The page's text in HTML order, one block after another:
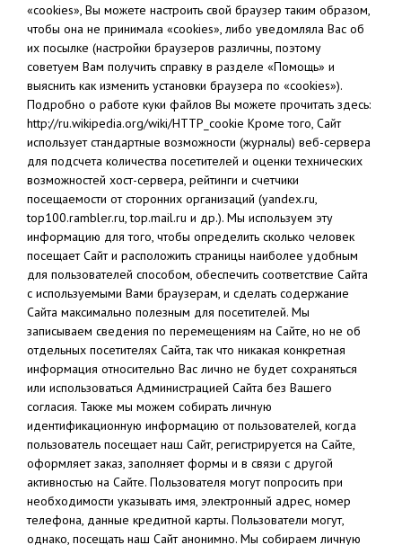
«cookies», Вы можете настроить свой браузер таким образом,
чтобы она не принимала «cookies», либо уведомляла Вас об
их посылке (настройки браузеров различны, поэтому
советуем Вам получить справку в разделе «Помощь» и
выяснить как изменить установки браузера по «cookies»).
Подробно о работе куки файлов Вы можете прочитать здесь:
http://ru.wikipedia.org/wiki/HTTP_cookie Кроме того, Сайт
использует стандартные возможности (журналы) веб-сервера
для подсчета количества посетителей и оценки технических
возможностей хост-сервера, рейтинги и счетчики
посещаемости от сторонних организаций (yandex.ru,
top100.rambler.ru, top.mail.ru и др.). Мы используем эту
информацию для того, чтобы определить сколько человек
посещает Сайт и расположить страницы наиболее удобным
для пользователей способом, обеспечить соответствие Сайта
с используемыми Вами браузерам, и сделать содержание
Сайта максимально полезным для посетителей. Мы
записываем сведения по перемещениям на Сайте, но не об
отдельных посетителях Сайта, так что никакая конкретная
информация относительно Вас лично не будет сохраняться
или использоваться Администрацией Сайта без Вашего
согласия. Также мы можем собирать личную
идентификационную информацию от пользователей, когда
пользователь посещает наш Сайт, регистрируется на Сайте,
оформляет заказ, заполняет формы и в связи с другой
активностью на Сайте. Пользователя могут попросить при
необходимости указывать имя, электронный адрес, номер
телефона, данные кредитной карты. Пользователи могут,
однако, посещать наш Сайт анонимно. Мы собираем личную